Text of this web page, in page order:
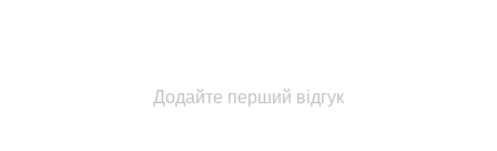
Додайте перший відгук